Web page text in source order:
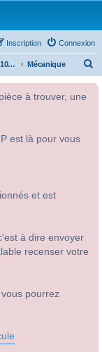
Connexion
Inscription
Forum Citroën 10HP Mécanique
à trouver, une
est là pour vous
et est
à dire envoyer
recenser votre
pourrez